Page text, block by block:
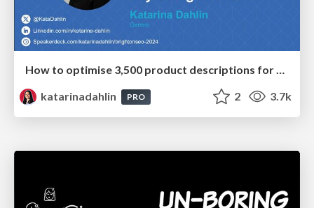
How to optimise 3,500 product descriptions for ecommerce in one day using ChatGPT
katarinadahlin
PRO 2 3.7k